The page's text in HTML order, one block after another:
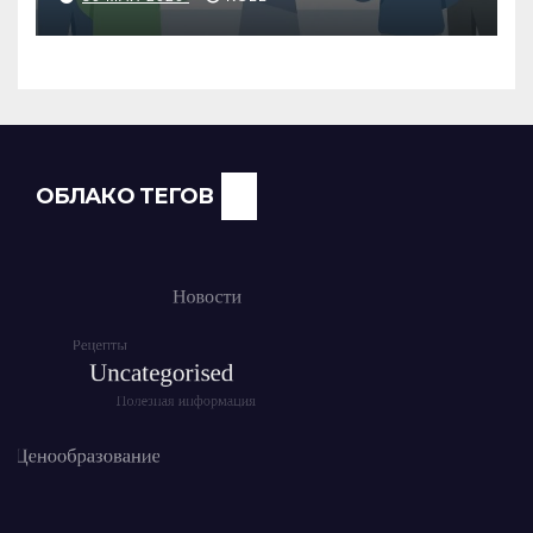
работу операторов и
команды
ОБЛАКО ТЕГОВ